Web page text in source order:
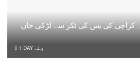
کراچی کی بس کی ٹکر سے لڑکی جاں
1 DAY پہلے